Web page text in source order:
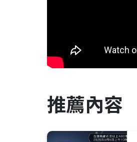
推薦內容